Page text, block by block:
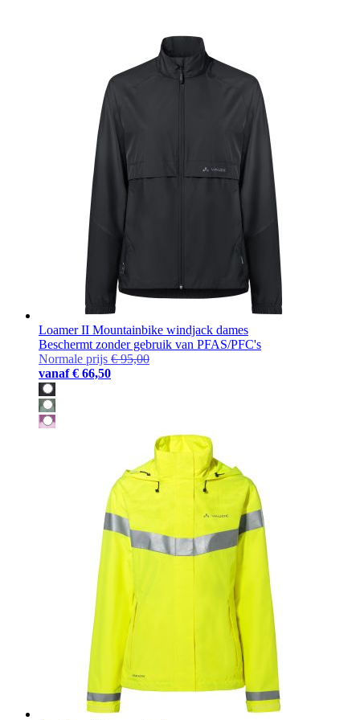
Loamer II Mountainbike windjack dames
Beschermt zonder gebruik van PFAS/PFC's
Normale prijs € 95,00
vanaf € 66,50